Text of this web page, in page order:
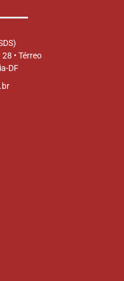
• Térreo
DF